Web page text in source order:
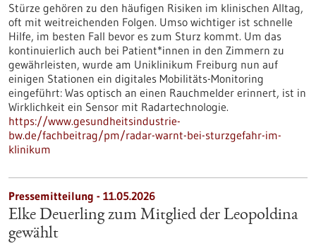
Stürze gehören zu den häufigen Risiken im klinischen Alltag,
oft mit weitreichenden Folgen. Umso wichtiger ist schnelle
Hilfe, im besten Fall bevor es zum Sturz kommt. Um das
kontinuierlich auch bei Patient*innen in den Zimmern zu
gewährleisten, wurde am Uniklinikum Freiburg nun auf
einigen Stationen ein digitales Mobilitäts-Monitoring
eingeführt: Was optisch an einen Rauchmelder erinnert, ist in
Wirklichkeit ein Sensor mit Radartechnologie.
https://www.gesundheitsindustrie-
bw.de/fachbeitrag/pm/radar-warnt-bei-sturzgefahr-im-
klinikum
Pressemitteilung - 11.05.2026
Elke Deuerling zum Mitglied der Leopoldina
gewählt